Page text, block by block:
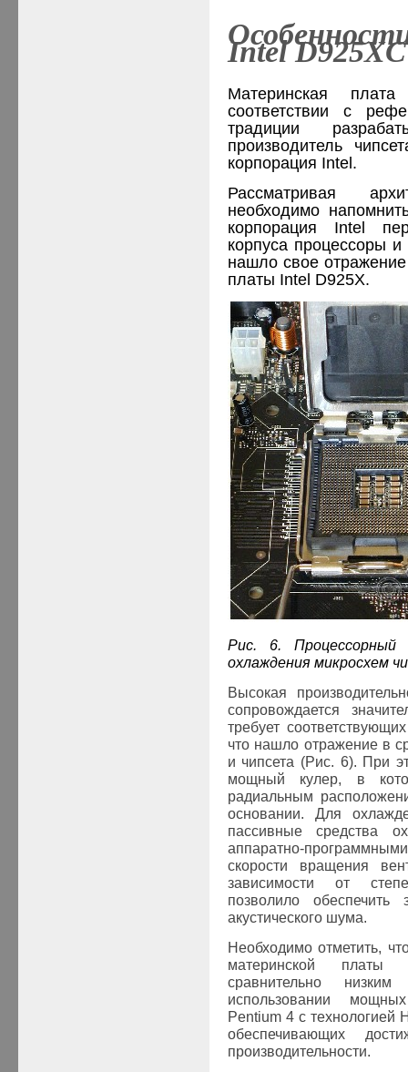
Intel
Материнская
соответствии с
традиции
производитель
корпорация Intel.
Рассматривая
необходимо
корпорация Intel
корпуса процессоры
нашло свое
платы Intel D925X.
Рис. 6.
охлаждения микросхем
Высокая
сопровождается
требует
что нашло отражение в
и чипсета (Рис. 6). При
мощный кулер, в
радиальным
основании. Для
пассивные средства
аппаратно-
скорости вращения
зависимости от
позволило обеспечить
акустического шума.
Необходимо отметить,
материнской
сравнительно
использовании
Pentium 4 с
обеспечивающих
производительности.